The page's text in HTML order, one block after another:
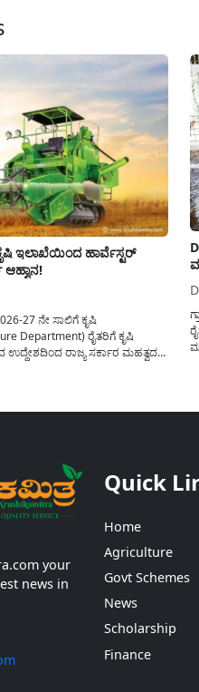
ಇಲಾಖೆಯಿಂದ ಹಾರ್ವೆಸ್ಟರ್
27 ನೇ ಸಾಲಿಗೆ ಕೃಷಿ
Department) ರೈತರಿಗೆ ಕೃಷಿ
ಉದ್ದೇಶದಿಂದ ರಾಜ್ಯ ಸರ್ಕಾರ ಮಹತ್ವದ
your
news in
Quick
Home
Agriculture
Govt Schemes
News
Scholarship
Finance